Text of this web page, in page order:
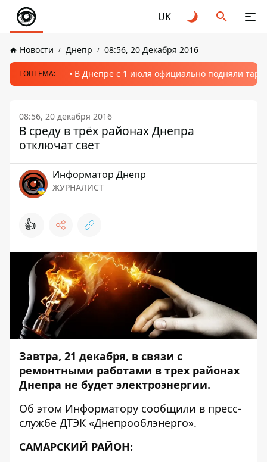
UK
Новости Днепр 08:56, 20 Декабря 2016
ТОПТЕМА: В Днепре с 1 июля официально подняли
08:56, 20 декабря 2016
В среду в трёх районах Днепра
отключат свет
Информатор Днепр
ЖУРНАЛИСТ
👍
Завтра, 21 декабря, в связи с
ремонтными работами в трех районах
Днепра не будет электроэнергии.
Об этом Информатору сообщили в пресс-
службе ДТЭК «Днепрооблэнерго».
САМАРСКИЙ РАЙОН: